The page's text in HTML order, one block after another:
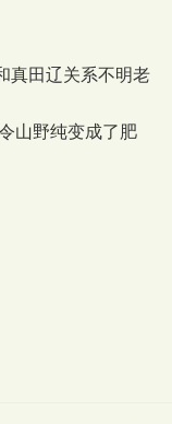
真田辽关系不明老
山野纯变成了肥